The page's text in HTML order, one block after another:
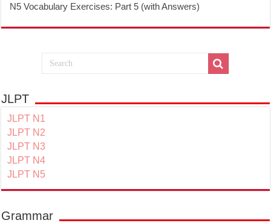
N5 Vocabulary Exercises: Part 5 (with Answers)
JLPT
JLPT N1
JLPT N2
JLPT N3
JLPT N4
JLPT N5
Grammar